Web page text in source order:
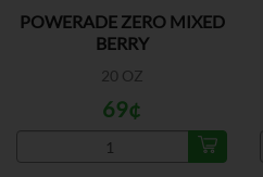
POWERADE ZERO MIXED
BERRY
20 OZ
69¢